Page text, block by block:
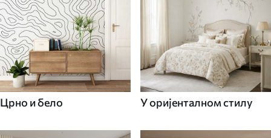
Црно и бело У оријенталном стилу